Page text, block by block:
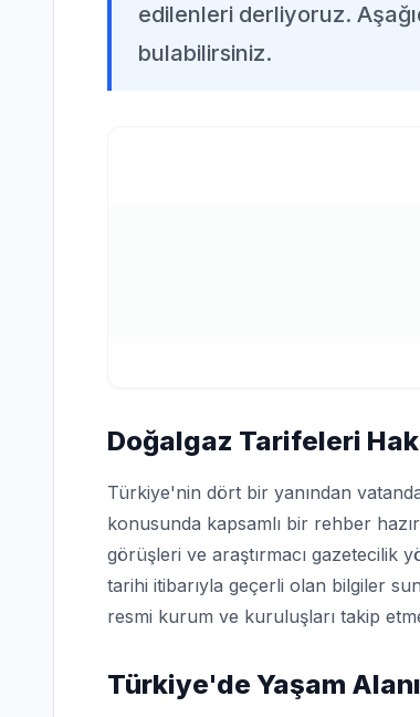
edilenleri derliyoruz.
bulabilirsiniz.
Doğalgaz Tarifeleri
Türkiye'nin dört bir yanından
konusunda kapsamlı bir rehber
görüşleri ve araştırmacı gazetecilik
tarihi itibarıyla geçerli olan bilgiler
resmi kurum ve kuruluşları takip
Türkiye'de Yaşam